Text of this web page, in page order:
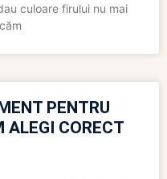
culoare firului nu mai
PENTRU
ALEGI CORECT